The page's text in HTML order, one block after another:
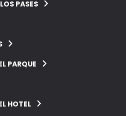
PASES
PARQUE
HOTEL